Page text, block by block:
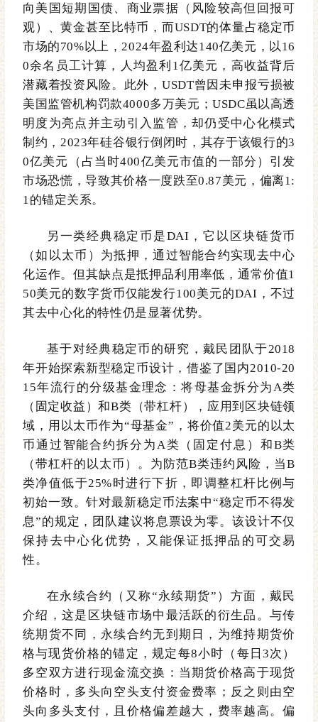
向美国短期国债、商业票据（风险较高但回报可
观）、黄金甚至比特币，而USDT的体量占稳定币
市场的70%以上，2024年盈利达140亿美元，以16
0余名员工计算，人均盈利1亿美元，高收益背后
潜藏着投资风险。此外，USDT曾因未申报亏损被
美国监管机构罚款4000多万美元；USDC虽以高透
明度为亮点并主动引入监管，却仍受中心化模式
制约，2023年硅谷银行倒闭时，其存于该银行的3
0亿美元（占当时400亿美元市值的一部分）引发
市场恐慌，导致其价格一度跌至0.87美元，偏离1:
1的锚定关系。
另一类经典稳定币是DAI，它以区块链货币
（如以太币）为抵押，通过智能合约实现去中心
化运作。但其缺点是抵押品利用率低，通常价值1
50美元的数字货币仅能发行100美元的DAI，不过
其去中心化的特性仍是显著优势。
基于对经典稳定币的研究，戴民团队于2018
年开始探索新型稳定币设计，借鉴了国内2010-20
15年流行的分级基金理念：将母基金拆分为A类
（固定收益）和B类（带杠杆）， 应用到 区块链领
域， 用 以太币作为“母基金” ，将价值2美元的以太
币通过智能合约拆分为A类（固定付息）和B类
（带杠杆的以太币）。为防范B类违约风险，当B
类净值低于25%时进行下折，即调整杠杆比例与
初始一致。针对最新稳定币法案中“稳定币不得发
息”的规定，团队建议将息票设为零。该设计不仅
保持去中心化优势，又 能保证抵押品的可交易
性。
在永续合约（又称“永续期货” ）方面，戴民
介绍，这是区块链市场中最活跃的衍生品。与传
统期货不同，永续合约无到期日，为维持期货价
格与现货价格的锚定，规定每8小时（每日3次）
多空双方进行现金流交换：当期货价格高于现货
价格时，多头向空头支付资金费率；反之则由空
头向多头支付，且价格偏差越大，费率越高。偏